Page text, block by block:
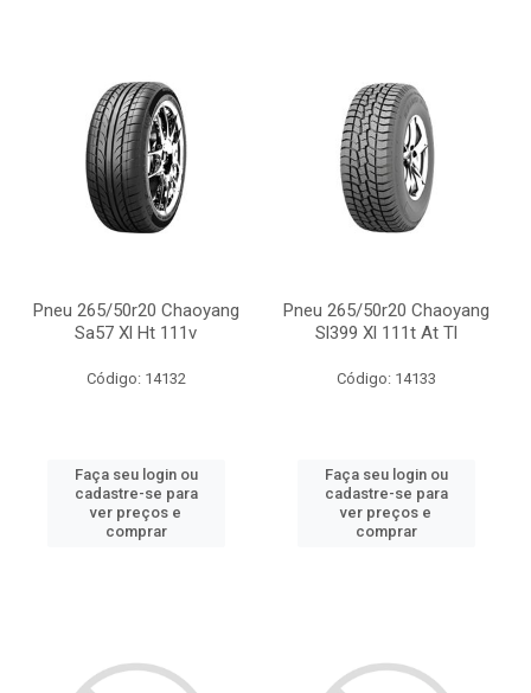
Pneu 265/50r20 Chaoyang
Sa57 Xl Ht 111v
Código: 14132
Faça seu login ou
cadastre-se para
ver preços e
comprar
Pneu 265/50r20 Chaoyang
Sl399 Xl 111t At Tl
Código: 14133
Faça seu login ou
cadastre-se para
ver preços e
comprar